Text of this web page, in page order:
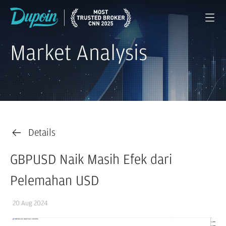
Market Analysis
Details
GBPUSD Naik Masih Efek dari
Pelemahan USD
20 Aug 2024